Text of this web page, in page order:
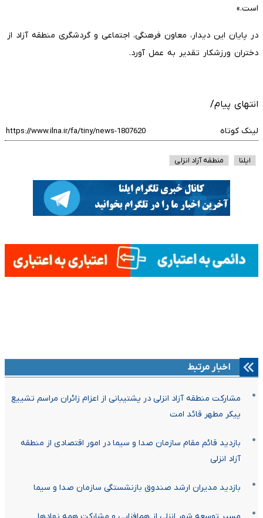
است.»
در پایان این دیدار، معاون فرهنگی، اجتماعی و گردشگری منطقه آزاد از
دختران ورزشکار تقدیر به عمل آورد.
انتهای پیام/
لینک کوتاه
ایلنا منطقه آزاد انزلی
اخبار مرتبط
مشارکت منطقه آزاد انزلی در پشتیبانی از اعزام زائران مراسم تشییع
پیکر مطهر قائد امت
بازدید قائم مقام سازمان صدا و سیما در امور اقتصادی از منطقه
آزاد انزلی
بازدید مدیران ارشد صندوق بازنشستگی سازمان صدا و سیما